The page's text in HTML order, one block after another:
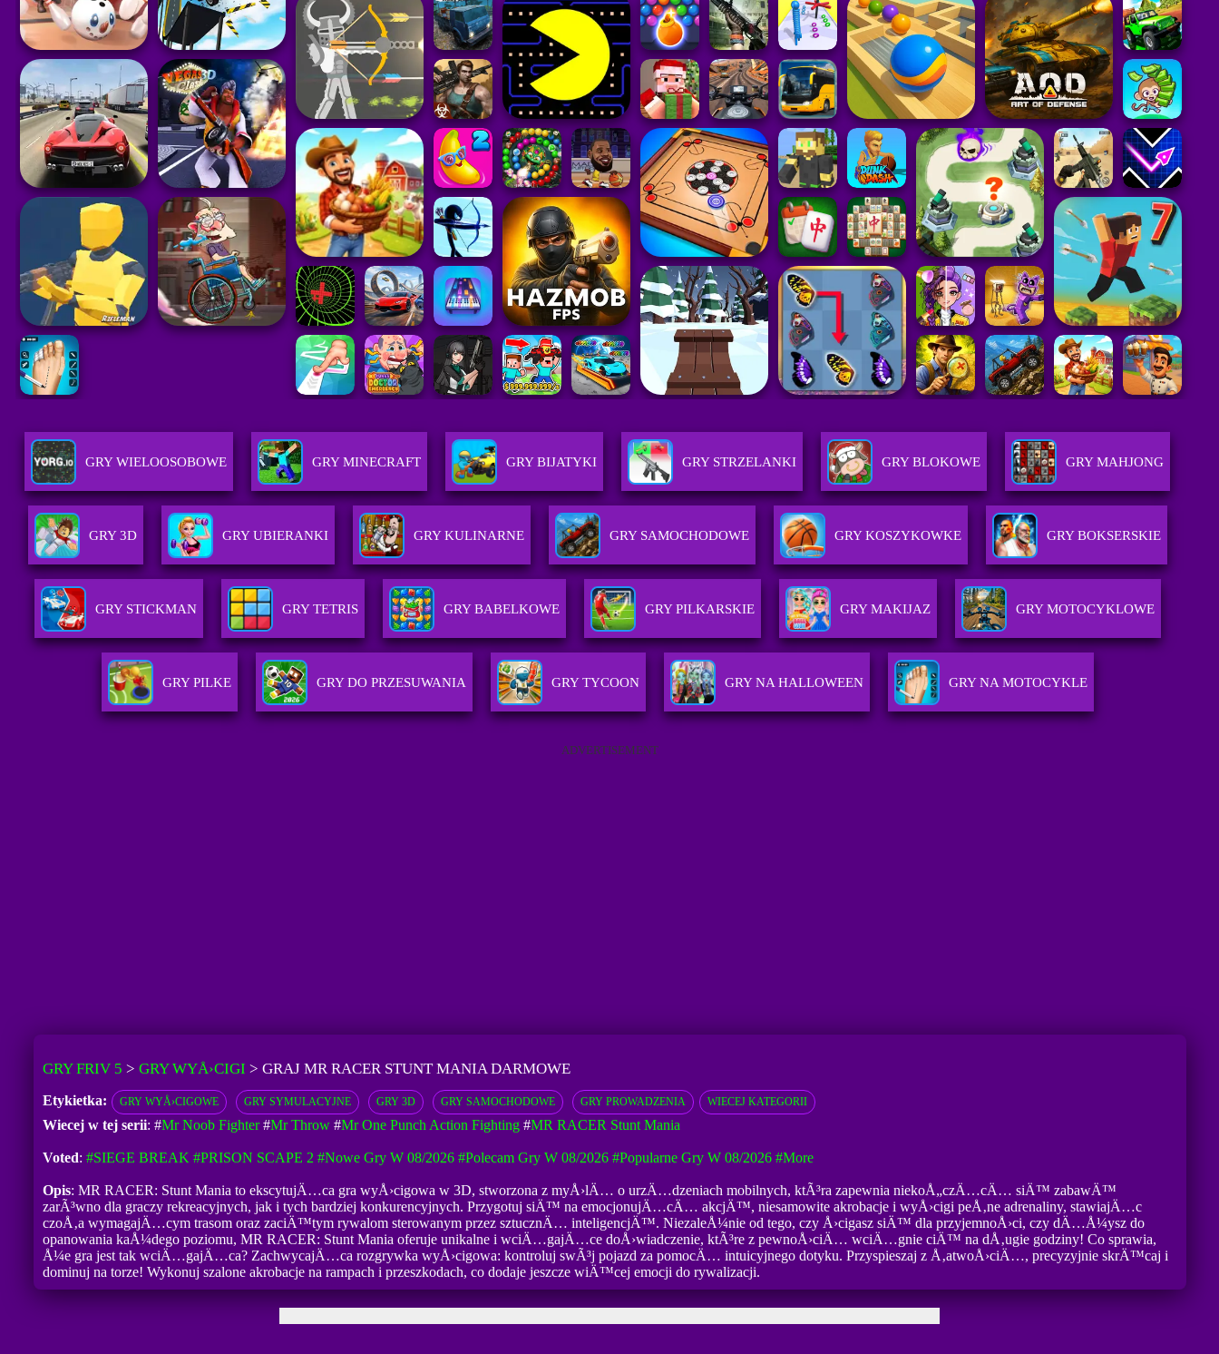
GRY WIELOOSOBOWE GRY MINECRAFT GRY BIJATYKI GRY STRZELANKI GRY BLOKOWE GRY MAHJONG
GRY 3D GRY UBIERANKI GRY KULINARNE GRY SAMOCHODOWE GRY KOSZYKOWKE GRY BOKSERSKIE
GRY STICKMAN GRY TETRIS GRY BABELKOWE GRY PILKARSKIE GRY MAKIJAZ GRY MOTOCYKLOWE
GRY PILKE GRY DO PRZESUWANIA GRY TYCOON GRY NA HALLOWEEN GRY NA MOTOCYKLE
ADVERTISEMENT
GRY FRIV 5 > GRY WYÅ›CIGI > GRAJ MR RACER STUNT MANIA DARMOWE
Etykietka: GRY WYÅ›CIGOWE GRY SYMULACYJNE GRY 3D GRY SAMOCHODOWE GRY PROWADZENIA WIECEJ KATEGORII
Wiecej w tej serii: #Mr Noob Fighter#Mr Throw#Mr One Punch Action Fighting#MR RACER Stunt Mania
Voted: #SIEGE BREAK #PRISON SCAPE 2 #Nowe Gry W 08/2026 #Polecam Gry W 08/2026 #Popularne Gry W 08/2026 #more
Opis: MR RACER: Stunt Mania to ekscytujÄ…ca gra wyÅ›cigowa w 3D, stworzona z myÅ›lÄ… o urzÄ…dzeniach mobilnych, ktÃ³ra zapewnia niekoÅ„czÄ…cÄ… siÄ™ zabawÄ™
zarÃ³wno dla graczy rekreacyjnych, jak i tych bardziej konkurencyjnych. Przygotuj siÄ™ na emocjonujÄ…cÄ… akcjÄ™, niesamowite akrobacje i wyÅ›cigi peÅ‚ne adrenaliny, stawiajÄ…c
czoÅ‚a wymagajÄ…cym trasom oraz zaciÄ™tym rywalom sterowanym przez sztucznÄ… inteligencjÄ™. NiezaleÅ¼nie od tego, czy Å›cigasz siÄ™ dla przyjemnoÅ›ci, czy dÄ…Å¼ysz do
opanowania kaÅ¼dego poziomu, MR RACER: Stunt Mania oferuje unikalne i wciÄ…gajÄ…ce doÅ›wiadczenie, ktÃ³re z pewnoÅ›ciÄ… wciÄ…gnie ciÄ™ na dÅ‚ugie godziny! Co sprawia,
Å¼e gra jest tak wciÄ…gajÄ…ca? ZachwycajÄ…ca rozgrywka wyÅ›cigowa: kontroluj swÃ³j pojazd za pomocÄ… intuicyjnego dotyku. Przyspieszaj z Å‚atwoÅ›ciÄ…, precyzyjnie skrÄ™caj i
dominuj na torze! Wykonuj szalone akrobacje na rampach i przeszkodach, co dodaje jeszcze wiÄ™cej emocji do rywalizacji.